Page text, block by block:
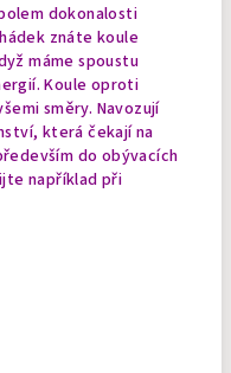
dokonalosti
znáte koule
máme spoustu
Koule oproti
směry. Navozují
která čekají na
do obývacích
například při